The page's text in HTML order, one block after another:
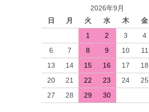
2026年9月
日
月 火 水 木 金
1
2 3 4
6
7 8 9 10 11
13
14 15 16 17 18
20
21 22 23 24 25
27
28 29 30